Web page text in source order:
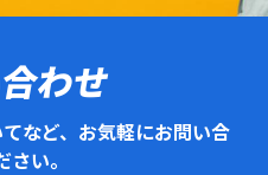
わせ
など、お気軽にお問い合
い。